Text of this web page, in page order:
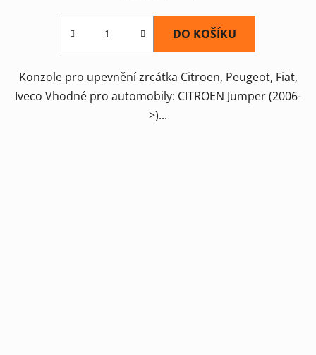
DO KOŠÍKU
Konzole pro upevnění zrcátka Citroen, Peugeot, Fiat,
Iveco Vhodné pro automobily: CITROEN Jumper (2006-
>)...